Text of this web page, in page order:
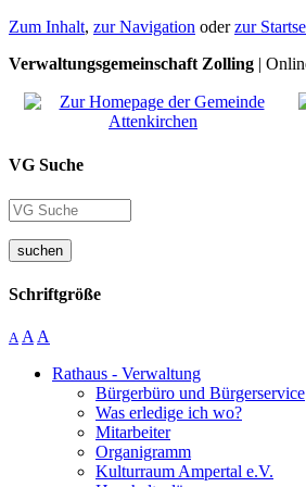
Zum Inhalt, zur Navigation oderzur
Verwaltungsgemeinschaft Zolling |
VG Suche
suchen
Schriftgröße
A A A
Rathaus - Verwaltung
Bürgerbüro und Bürgerservice
Was erledige ich wo?
Mitarbeiter
Organigramm
Kulturraum Ampertal e.V.